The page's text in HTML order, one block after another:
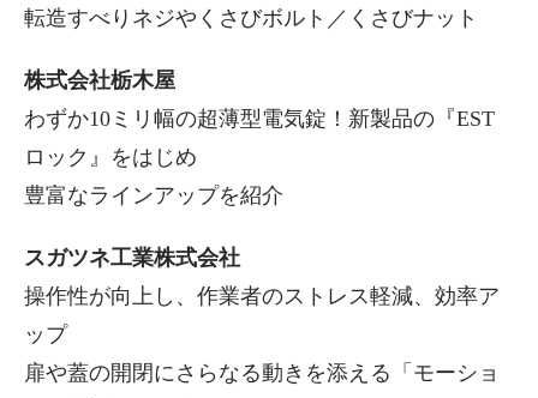
転造すべりネジやくさびボルト／くさびナット
株式会社栃木屋
わずか10ミリ幅の超薄型電気錠！新製品の『EST
ロック』をはじめ
豊富なラインアップを紹介
スガツネ工業株式会社
操作性が向上し、作業者のストレス軽減、効率ア
ップ
扉や蓋の開閉にさらなる動きを添える「モーショ